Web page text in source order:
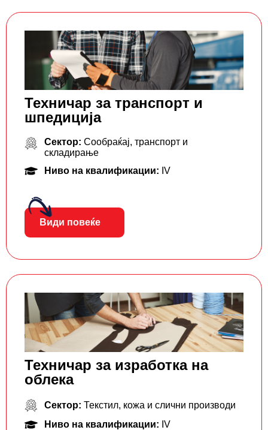
Техничар за транспорт и
шпедиција
Сектор: Сообраќај, транспорт и
складирање
Ниво на квалификации: IV
Види повеќе
Техничар за изработка на
облека
Сектор: Текстил, кожа и слични производи
Ниво на квалификации: IV